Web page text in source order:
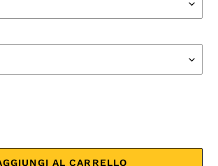
AL CARRELLO